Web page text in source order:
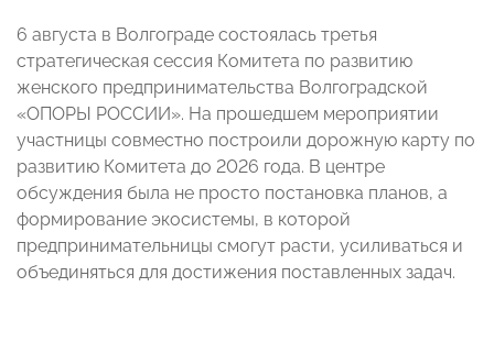
6 августа в Волгограде состоялась третья
стратегическая сессия Комитета по развитию
женского предпринимательства Волгоградской
«ОПОРЫ РОССИИ». На прошедшем мероприятии
участницы совместно построили дорожную карту по
развитию Комитета до 2026 года. В центре
обсуждения была не просто постановка планов, а
формирование экосистемы, в которой
предпринимательницы смогут расти, усиливаться и
объединяться для достижения поставленных задач.